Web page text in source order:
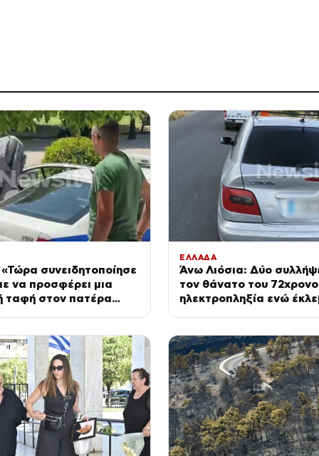
συνειδητοποίησε
να προσφέρει μια
ταφή στον πατέρα
ΕΛΛΑΔΑ
Άνω Λιόσια: Δύο
τον θάνατο του
ηλεκτροπληξία ενώ